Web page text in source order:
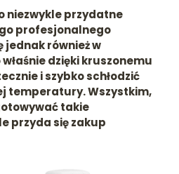
niezwykle przydatne
profesjonalnego
jednak również w
dzięki kruszonemu
i szybko schłodzić
temperatury. Wszystkim,
takie
przyda się zakup